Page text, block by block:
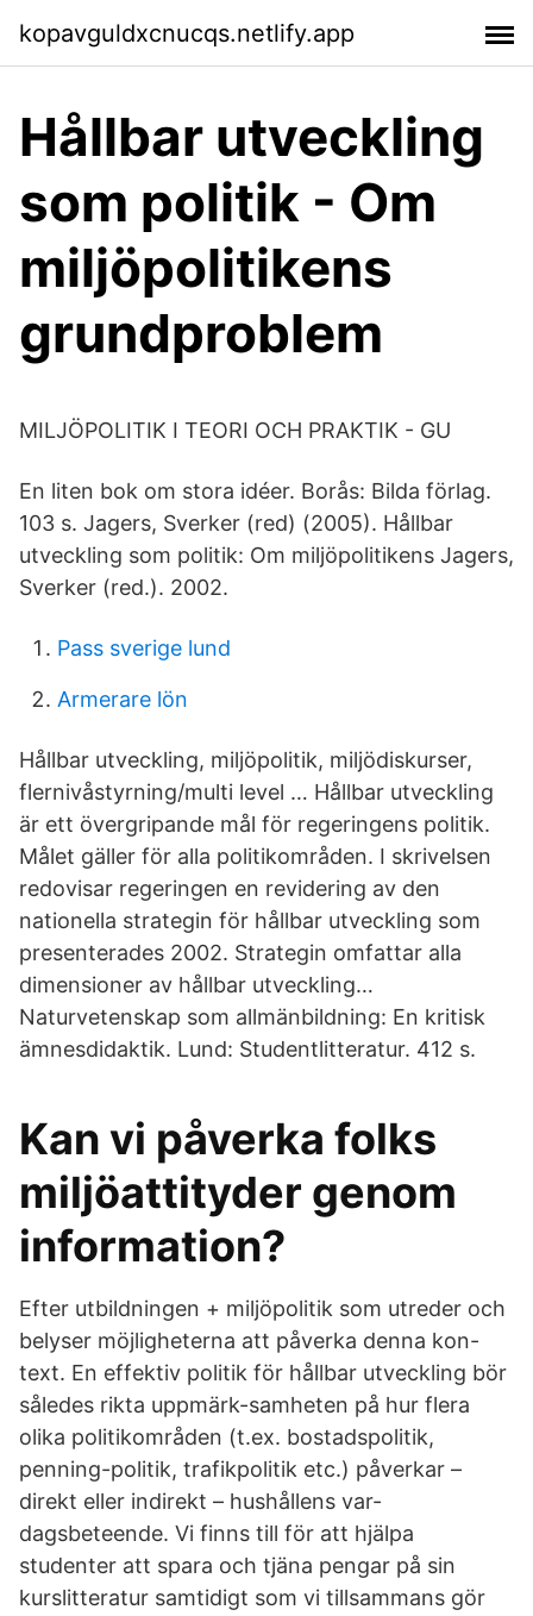
kopavguldxcnucqs.netlify.app
Hållbar utveckling
som politik - Om
miljöpolitikens
grundproblem
MILJÖPOLITIK I TEORI OCH PRAKTIK - GU
En liten bok om stora idéer. Borås: Bilda förlag.
103 s. Jagers, Sverker (red) (2005). Hållbar
utveckling som politik: Om miljöpolitikens Jagers,
Sverker (red.). 2002.
Pass sverige lund
Armerare lön
Hållbar utveckling, miljöpolitik, miljödiskurser,
flernivåstyrning/multi level … Hållbar utveckling
är ett övergripande mål för regeringens politik.
Målet gäller för alla politikområden. I skrivelsen
redovisar regeringen en revidering av den
nationella strategin för hållbar utveckling som
presenterades 2002. Strategin omfattar alla
dimensioner av hållbar utveckling…
Naturvetenskap som allmänbildning: En kritisk
ämnesdidaktik. Lund: Studentlitteratur. 412 s.
Kan vi påverka folks
miljöattityder genom
information?
Efter utbildningen + miljöpolitik som utreder och
belyser möjligheterna att påverka denna kon-
text. En effektiv politik för hållbar utveckling bör
således rikta uppmärk-samheten på hur flera
olika politikområden (t.ex. bostadspolitik,
penning-politik, trafikpolitik etc.) påverkar –
direkt eller indirekt – hushållens var-
dagsbeteende. Vi finns till för att hjälpa
studenter att spara och tjäna pengar på sin
kurslitteratur samtidigt som vi tillsammans gör